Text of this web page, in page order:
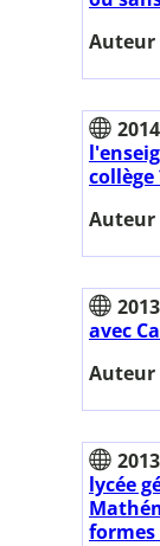
Auteur
2014
collège
Auteur
2013
avec
Auteur
2013
lycée
formes